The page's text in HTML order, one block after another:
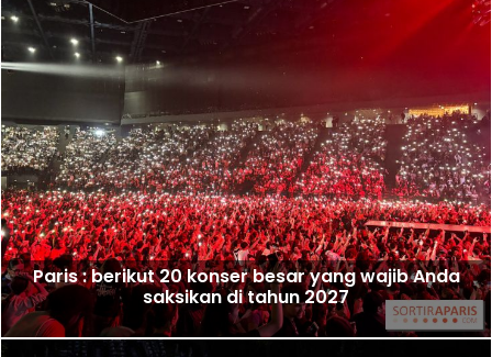
Paris : berikut 20 konser besar yang wajib Anda
saksikan di tahun 2027